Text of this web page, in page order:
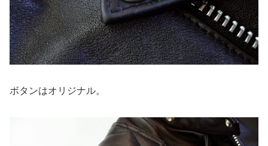
ボタンはオリジナル。